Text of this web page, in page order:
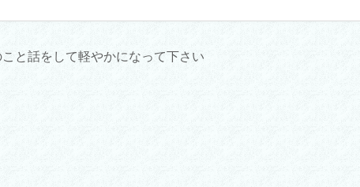
と話をして軽やかになって下さい